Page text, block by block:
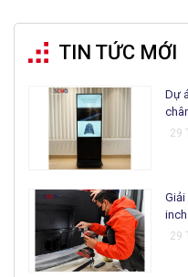
TIN TỨC MỚI
Dự
29
29